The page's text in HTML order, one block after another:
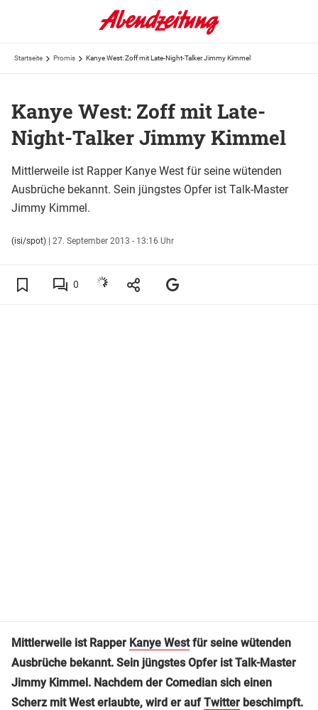
Startseite Promis Kanye West: Zoff mit Late-Night-Talker Jimmy Kimmel
Kanye West: Zoff mit Late-
Night-Talker Jimmy Kimmel
Mittlerweile ist Rapper Kanye West für seine wütenden
Ausbrüche bekannt. Sein jüngstes Opfer ist Talk-Master
Jimmy Kimmel.
(isi/spot) | 27. September 2013 - 13:16 Uhr
0
Mittlerweile ist Rapper Kanye Westfür seine wütenden
Ausbrüche bekannt. Sein jüngstes Opfer ist Talk-Master
Jimmy Kimmel. Nachdem der Comedian sich einen
Scherz mit West erlaubte, wird er aufTwitter beschimpft.